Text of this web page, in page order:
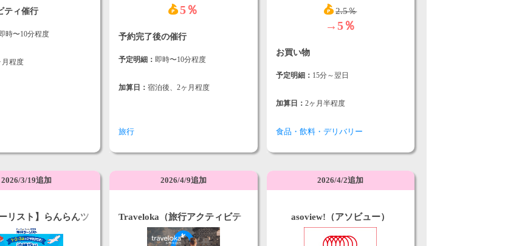
ティ催行
時〜10分程度
月程度
5％
予約完了後の催行
予定明細： 即時〜10分程度
加算日：宿泊後、2ヶ月程度
旅行
2.5％
→5％
お買い物
予定明細： 15分～翌日
加算日： 2ヶ月半程度
食品・飲料・デリバリー
2026/3/19追加
リスト】らんらんツ
2026/4/9追加
Traveloka（旅行アクティビテ
2026/4/2追加
asoview!（アソビュー）